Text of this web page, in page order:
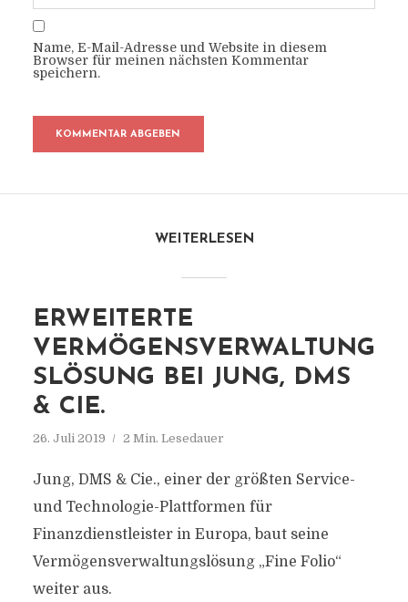
Name, E-Mail-Adresse und Website in diesem
Browser für meinen nächsten Kommentar
speichern.
WEITERLESEN
ERWEITERTE
VERMÖGENSVERWALTUNG
SLÖSUNG BEI JUNG, DMS
& CIE.
26. Juli 2019 2 Min. Lesedauer
Jung, DMS & Cie., einer der größten Service-
und Technologie-Plattformen für
Finanzdienstleister in Europa, baut seine
Vermögensverwaltungslösung „Fine Folio“
weiter aus.